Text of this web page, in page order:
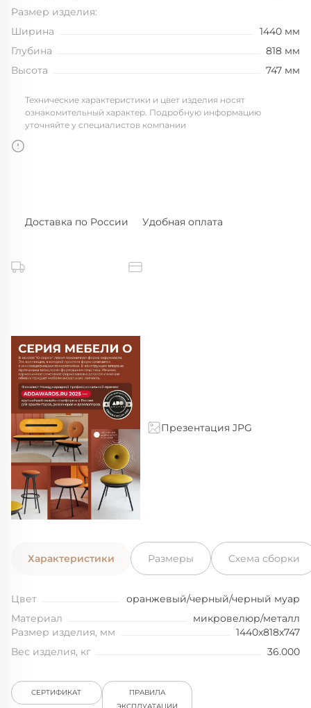
Размер изделия:
Ширина
1440 мм
Глубина
818 мм
Высота
747 мм
Технические характеристики и цвет изделия носят
ознакомительный характер. Подробную информацию
уточняйте у специалистов компании
Доставка по России Удобная оплата
Презентация JPG
Характеристики Размеры Схема сборки
Цвет
оранжевый/черный/черный муар
Материал
микровелюр/металл
Размер изделия, мм
1440x818x747
Вес изделия, кг
36.000
СЕРТИФИКАТ
ПРАВИЛА